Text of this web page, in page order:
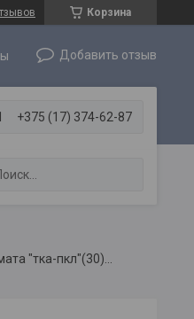
Корзина
Добавить отзыв
+375 (17) 374-62-87